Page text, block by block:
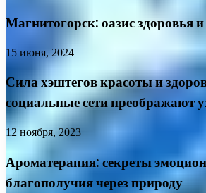
Магнитогорск: оазис здоровья
15 июня, 2024
Сила хэштегов красоты и
социальные сети преображают
12 ноября, 2023
Ароматерапия: секреты
благополучия через природу